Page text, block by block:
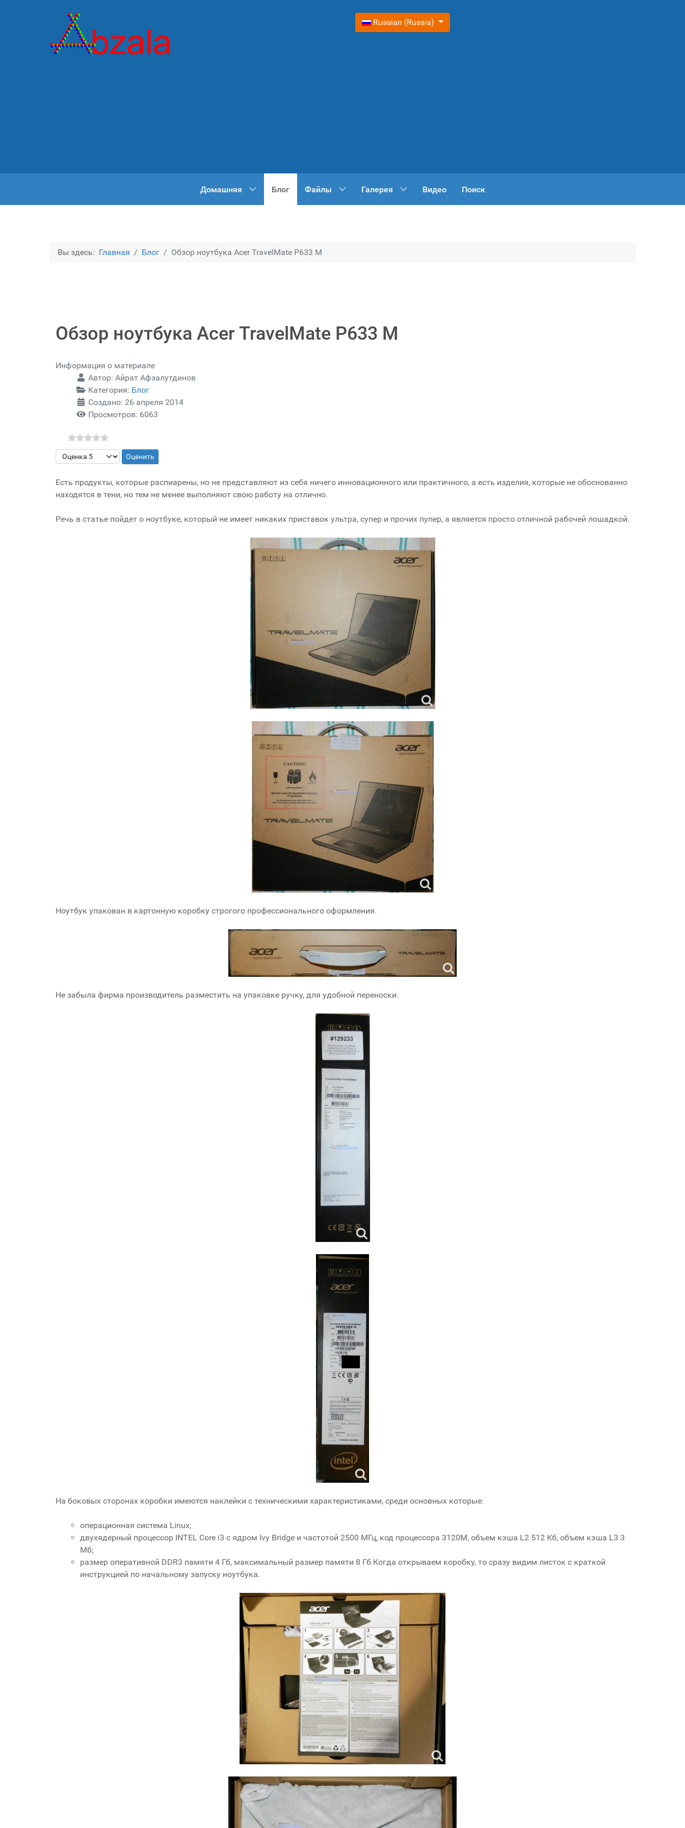
Выберите язык
Russian (Russia)
Домашняя Блог Файлы Галерея Видео Поиск
Вы здесь: Главная Блог Обзор ноутбука Acer TravelMate P633 M
Обзор ноутбука Acer TravelMate P633 M
Информация о материале
Автор: Айрат Афзалутдинов
Категория: Блог
Создано: 26 апреля 2014
Просмотров: 6063
Пожалуйста, оцените
Есть продукты, которые распиарены, но не представляют из себя ничего инновационного или практичного, а есть изделия, которые не обоснованно
находятся в тени, но тем не менее выполняют свою работу на отлично.
Речь в статье пойдет о ноутбуке, который не имеет никаких приставок ультра, супер и прочих пупер, а является просто отличной рабочей лошадкой.
Ноутбук упакован в картонную коробку строгого профессионального оформления.
Не забыла фирма производитель разместить на упаковке ручку, для удобной переноски.
На боковых сторонах коробки имеются наклейки с техническими характеристиками, среди основных которые:
операционная система Linux;
двухядерный процессор INTEL Core i3 с ядром Ivy Bridge и частотой 2500 МГц, код процессора 3120M, объем кэша L2 512 Кб, объем кэша L3 3
Мб;
размер оперативной DDR3 памяти 4 Гб, максимальный размер памяти 8 Гб.Когда открываем коробку, то сразу видим листок с краткой
инструкцией по начальному запуску ноутбука.